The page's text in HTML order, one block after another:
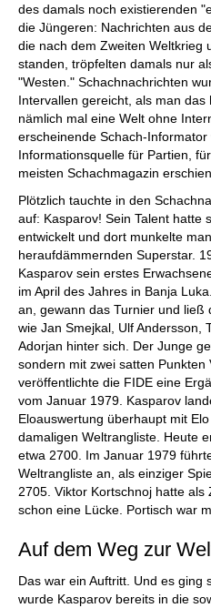
des damals noch existierenden
die Jüngeren: Nachrichten aus
die nach dem Zweiten Weltkrieg
standen, tröpfelten damals nur
"Westen." Schachnachrichten
Intervallen gereicht, als man
nämlich mal eine Welt ohne
erscheinende Schach-
Informationsquelle für Partien,
meisten Schachmagazin
Plötzlich tauchte in den
auf: Kasparov! Sein Talent hatte
entwickelt und dort munkelte
heraufdämmernden Superstar.
Kasparov sein erstes
im April des Jahres in Banja
an, gewann das Turnier und ließ
wie Jan Smejkal, Ulf Andersson,
Adorjan hinter sich. Der Junge
sondern mit zwei satten Punkten
veröffentlichte die FIDE eine
vom Januar 1979. Kasparov
Eloauswertung überhaupt mit
damaligen Weltrangliste. Heute
etwa 2700. Im Januar 1979
Weltrangliste an, als einziger
2705. Viktor Kortschnoj hatte
schon eine Lücke. Portisch war
Auf dem Weg zur
Das war ein Auftritt. Und es ging
wurde Kasparov bereits in die